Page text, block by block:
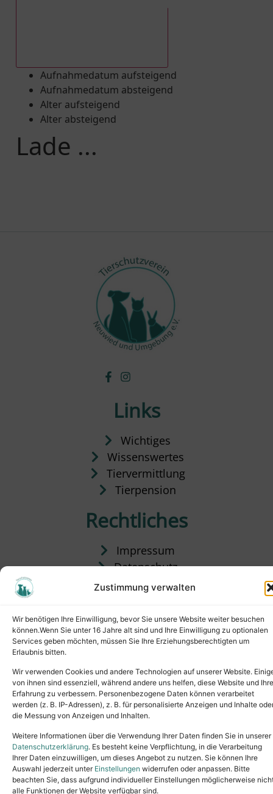
Zustimmung verwalten
Wir benötigen Ihre Einwilligung, bevor Sie unsere Website weiter besuchen
können.Wenn Sie unter 16 Jahre alt sind und Ihre Einwilligung zu optionalen
Services geben möchten, müssen Sie Ihre Erziehungsberechtigten um
Erlaubnis bitten.
Wir verwenden Cookies und andere Technologien auf unserer Website.
von ihnen sind essenziell, während andere uns helfen, diese Website und Ihre
Erfahrung zu verbessern. Personenbezogene Daten können verarbeitet
werden (z. B. IP-Adressen), z. B. für personalisierte Anzeigen und Inhalte
die Messung von Anzeigen und Inhalten.
Weitere Informationen über die Verwendung Ihrer Daten finden Sie in unserer
Datenschutzerklärung. Es besteht keine Verpflichtung, in die Verarbeitung
Ihrer Daten einzuwilligen, um dieses Angebot zu nutzen. Sie können Ihre
Auswahl jederzeit unter Einstellungen widerrufen oder anpassen. Bitte
beachten Sie, dass aufgrund individueller Einstellungen möglicherweise
alle Funktionen der Website verfügbar sind.
Aufnahmedatum aufsteigend
Aufnahmedatum absteigend
Alter aufsteigend
Alter absteigend
Lade ...
Links
Wichtiges
Wissenswertes
Tiervermittlung
Tierpension
Rechtliches
Impressum
Datenschutz
Satzung
Copyright © 2024. All rights reserved.
Tel.: (02631) 55356buero@tierheim-neuwied.de
Ludwigshof 1, 56567 Neuwied